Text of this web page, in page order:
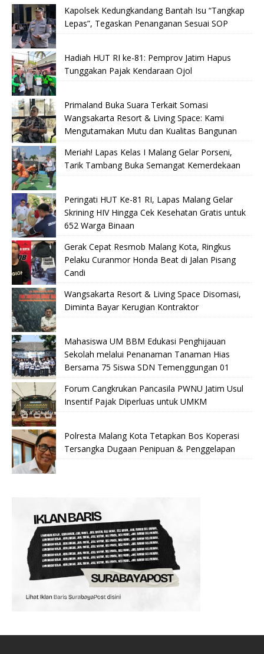
Kapolsek Kedungkandang Bantah Isu “Tangkap
Lepas”, Tegaskan Penanganan Sesuai SOP
Hadiah HUT RI ke-81: Pemprov Jatim Hapus
Tunggakan Pajak Kendaraan Ojol
Primaland Buka Suara Terkait Somasi
Wangsakarta Resort & Living Space: Kami
Mengutamakan Mutu dan Kualitas Bangunan
Meriah! Lapas Kelas I Malang Gelar Porseni,
Tarik Tambang Buka Semangat Kemerdekaan
Peringati HUT Ke-81 RI, Lapas Malang Gelar
Skrining HIV Hingga Cek Kesehatan Gratis untuk
652 Warga Binaan
Gerak Cepat Resmob Malang Kota, Ringkus
Pelaku Curanmor Honda Beat di Jalan Pisang
Candi
Wangsakarta Resort & Living Space Disomasi,
Diminta Bayar Kerugian Kontraktor
Mahasiswa UM BBM Edukasi Penghijauan
Sekolah melalui Penanaman Tanaman Hias
Bersama 75 Siswa SDN Temenggungan 01
Forum Cangkrukan Pancasila PWNU Jatim Usul
Insentif Pajak Diperluas untuk UMKM
Polresta Malang Kota Tetapkan Bos Koperasi
Tersangka Dugaan Penipuan & Penggelapan